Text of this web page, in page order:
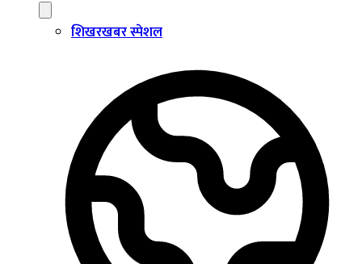
शिखरखबर स्पेशल